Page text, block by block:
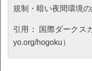
規制・暗い夜間環境
引用： 国際ダークス
yo.org/hogoku）